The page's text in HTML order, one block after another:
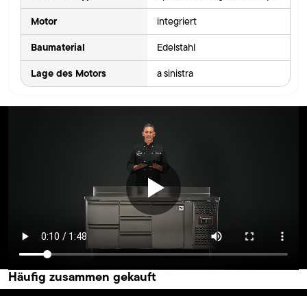
Motor integriert
Baumaterial Edelstahl
Lage des Motors a sinistra
Häufig zusammen gekauft